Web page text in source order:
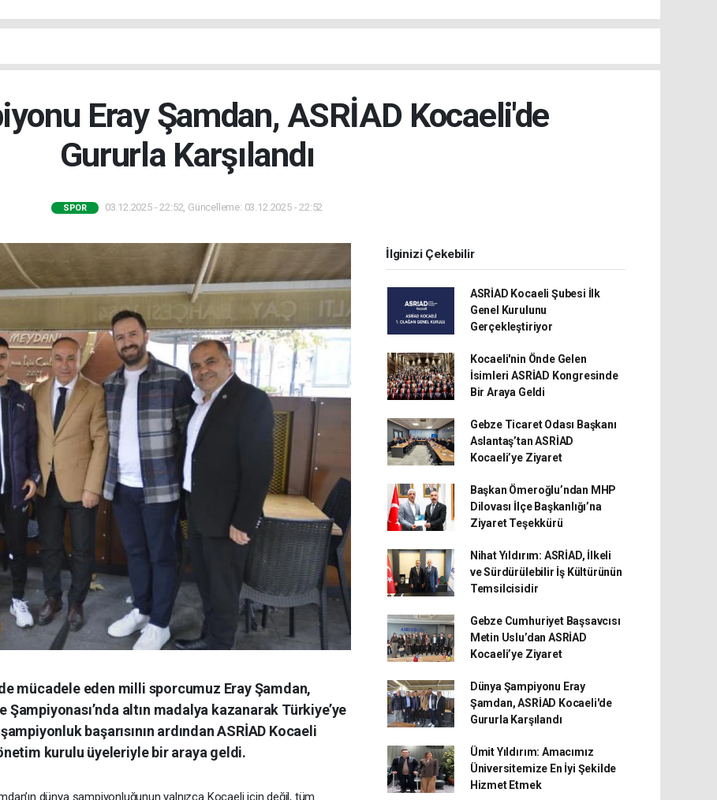
Eray Şamdan, ASRİAD Kocaeli'de
Gururla Karşılandı
SPOR 03.12.2025 - 22:52, Güncelleme: 03.12.2025 - 22:52
mücadele eden milli sporcumuz Eray Şamdan,
Şampiyonası’nda altın madalya kazanarak Türkiye’ye
başarısının ardından ASRİAD Kocaeli
kurulu üyeleriyle bir araya geldi.
dünya şampiyonluğunun yalnızca Kocaeli için değil, tüm
İlginizi Çekebilir
ASRİAD Kocaeli Şubesi İlk
Genel Kurulunu
Gerçekleştiriyor
Kocaeli'nin Önde Gelen
İsimleri ASRİAD Kongresinde
Bir Araya Geldi
Gebze Ticaret Odası Başkanı
Aslantaş’tan ASRİAD
Kocaeli’ye Ziyaret
Başkan Ömeroğlu’ndan MHP
Dilovası İlçe Başkanlığı’na
Ziyaret Teşekkürü
Nihat Yıldırım: ASRİAD, İlkeli
ve Sürdürülebilir İş Kültürünün
Temsilcisidir
Gebze Cumhuriyet Başsavcısı
Metin Uslu’dan ASRİAD
Kocaeli’ye Ziyaret
Dünya Şampiyonu Eray
Şamdan, ASRİAD Kocaeli'de
Gururla Karşılandı
Ümit Yıldırım: Amacımız
Üniversitemize En İyi Şekilde
Hizmet Etmek